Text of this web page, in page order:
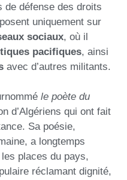
de défense des droits
uniquement sur
sociaux, où il
pacifiques, ainsi
avec d’autres militants.
le poète du
d’Algériens qui ont fait
Sa poésie,
a longtemps
places du pays,
réclamant dignité,